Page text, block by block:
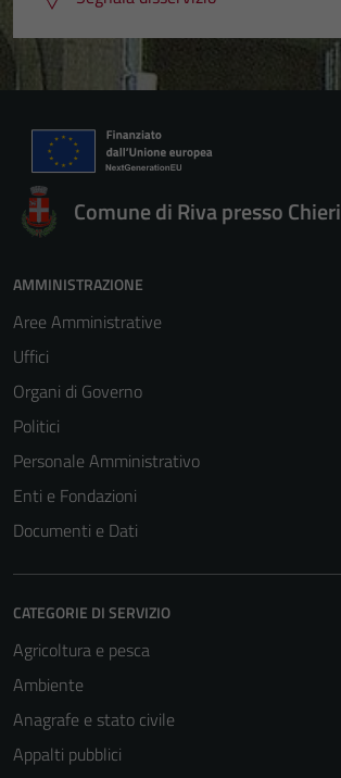
Comune di Riva presso Chieri
AMMINISTRAZIONE
Aree Amministrative
Uffici
Organi di Governo
Politici
Personale Amministrativo
Enti e Fondazioni
Documenti e Dati
CATEGORIE DI SERVIZIO
Agricoltura e pesca
Ambiente
Anagrafe e stato civile
Appalti pubblici